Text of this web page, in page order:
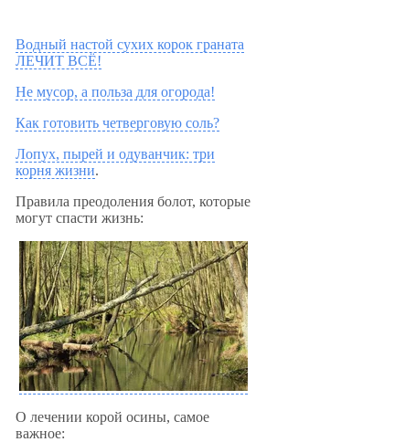
Водный настой сухих корок граната
ЛЕЧИТ ВСЁ!
Не мусор, а польза для огорода!
Как готовить четверговую соль?
Лопух, пырей и одуванчик: три
корня жизни.
Правила преодоления болот, которые
могут спасти жизнь:
О лечении корой осины, самое
важное: